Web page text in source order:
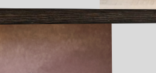
SIGMAR
LE